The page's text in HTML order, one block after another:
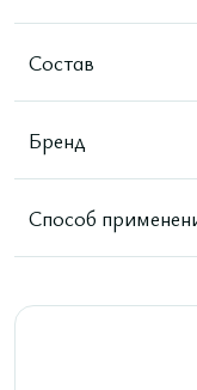
Состав
Бренд
Способ